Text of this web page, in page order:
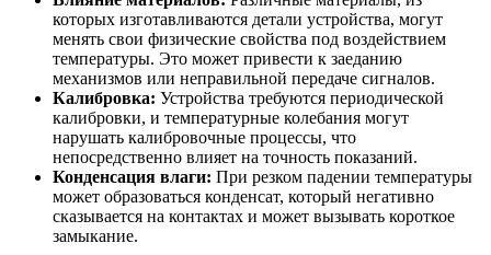
которых изготавливаются детали устройства, могут
менять свои физические свойства под воздействием
температуры. Это может привести к заеданию
механизмов или неправильной передаче сигналов.
Калибровка: Устройства требуются периодической
калибровки, и температурные колебания могут
нарушать калибровочные процессы, что
непосредственно влияет на точность показаний.
Конденсация влаги: При резком падении температуры
может образоваться конденсат, который негативно
сказывается на контактах и может вызывать короткое
замыкание.